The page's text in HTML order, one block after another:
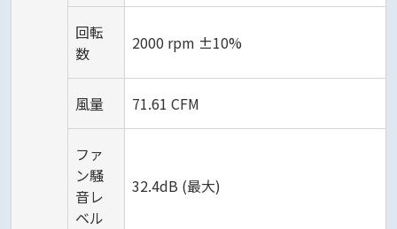
回転
数
2000 rpm ±10%
風量 71.61 CFM
ファ
ン騒
音レ
ベル
32.4dB (最大)